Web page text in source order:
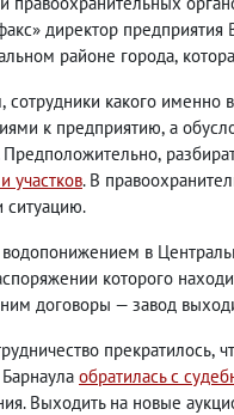
директор предприятия
районе города,
, сотрудники какого именно
к предприятию, а
Предположительно,
участков. В
ситуацию.
в
которого
договоры — завод
прекратилось,
обратилась с
Выходить на новые